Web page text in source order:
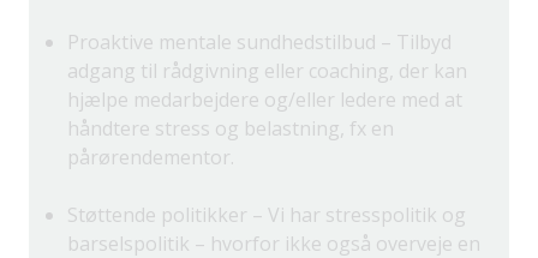
Proaktive mentale sundhedstilbud – Tilbyd
adgang til rådgivning eller coaching, der kan
hjælpe medarbejdere og/eller ledere med at
håndtere stress og belastning, fx en
pårørendementor.
Støttende politikker – Vi har stresspolitik og
barselspolitik – hvorfor ikke også overveje en